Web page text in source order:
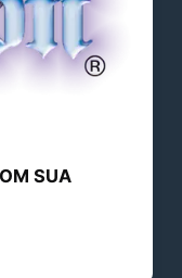
SUA